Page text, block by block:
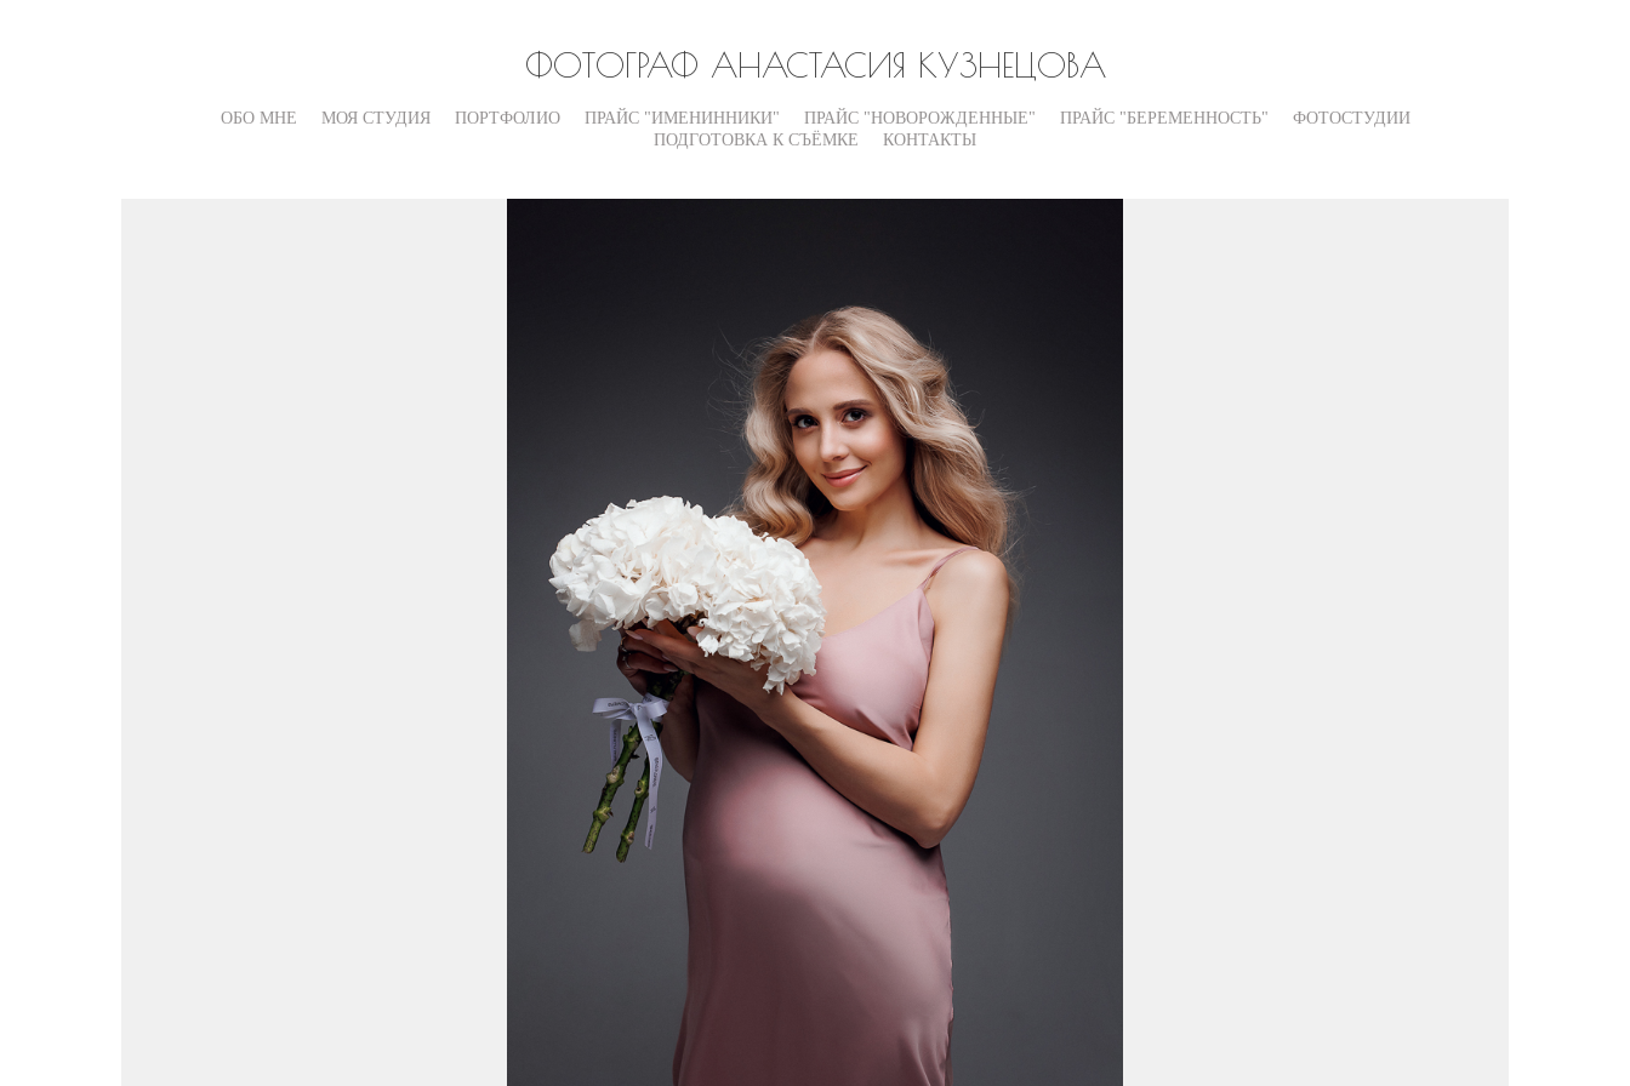
ФОТОГРАФ АНАСТАСИЯ КУЗНЕЦОВА
ОБО МНЕ МОЯ СТУДИЯ ПОРТФОЛИО ПРАЙС "ИМЕНИННИКИ" ПРАЙС "НОВОРОЖДЕННЫЕ" ПРАЙС "БЕРЕМЕННОСТЬ"
ФОТОСТУДИИ
ПОДГОТОВКА К СЪЁМКЕ
КОНТАКТЫ